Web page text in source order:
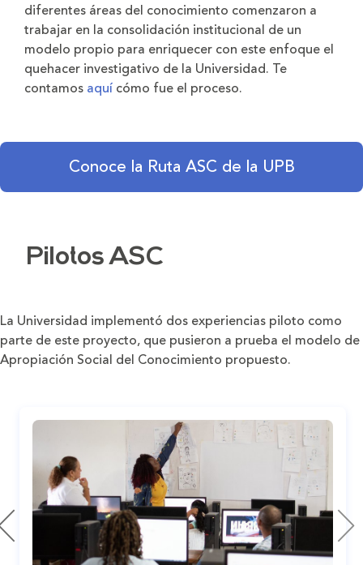
diferentes áreas del conocimiento comenzaron a
trabajar en la consolidación institucional de un
modelo propio para enriquecer con este enfoque el
quehacer investigativo de la Universidad. Te
contamos aquí cómo fue el proceso.
Conoce la Ruta ASC de la UPB
Pilotos ASC
La Universidad implementó dos experiencias piloto como
parte de este proyecto, que pusieron a prueba el modelo de
Apropiación Social del Conocimiento propuesto.